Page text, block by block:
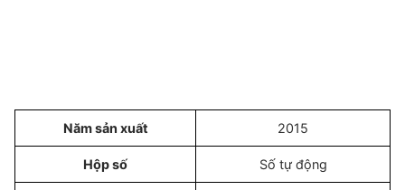
Năm sản xuất 2015
Hộp số Số tự động